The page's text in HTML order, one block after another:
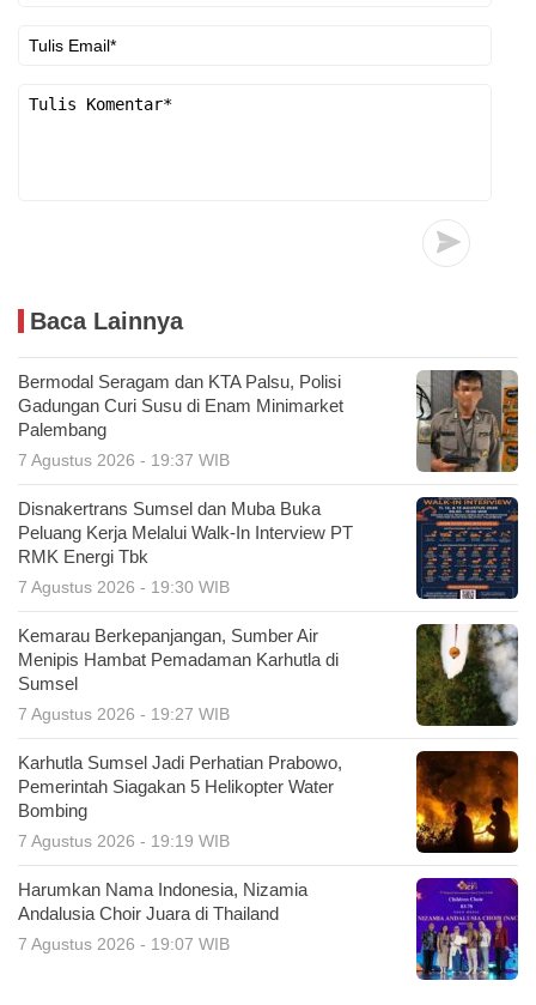
Baca Lainnya
Bermodal Seragam dan KTA Palsu, Polisi
Gadungan Curi Susu di Enam Minimarket
Palembang
7 Agustus 2026 - 19:37 WIB
Disnakertrans Sumsel dan Muba Buka
Peluang Kerja Melalui Walk-In Interview PT
RMK Energi Tbk
7 Agustus 2026 - 19:30 WIB
Kemarau Berkepanjangan, Sumber Air
Menipis Hambat Pemadaman Karhutla di
Sumsel
7 Agustus 2026 - 19:27 WIB
Karhutla Sumsel Jadi Perhatian Prabowo,
Pemerintah Siagakan 5 Helikopter Water
Bombing
7 Agustus 2026 - 19:19 WIB
Harumkan Nama Indonesia, Nizamia
Andalusia Choir Juara di Thailand
7 Agustus 2026 - 19:07 WIB